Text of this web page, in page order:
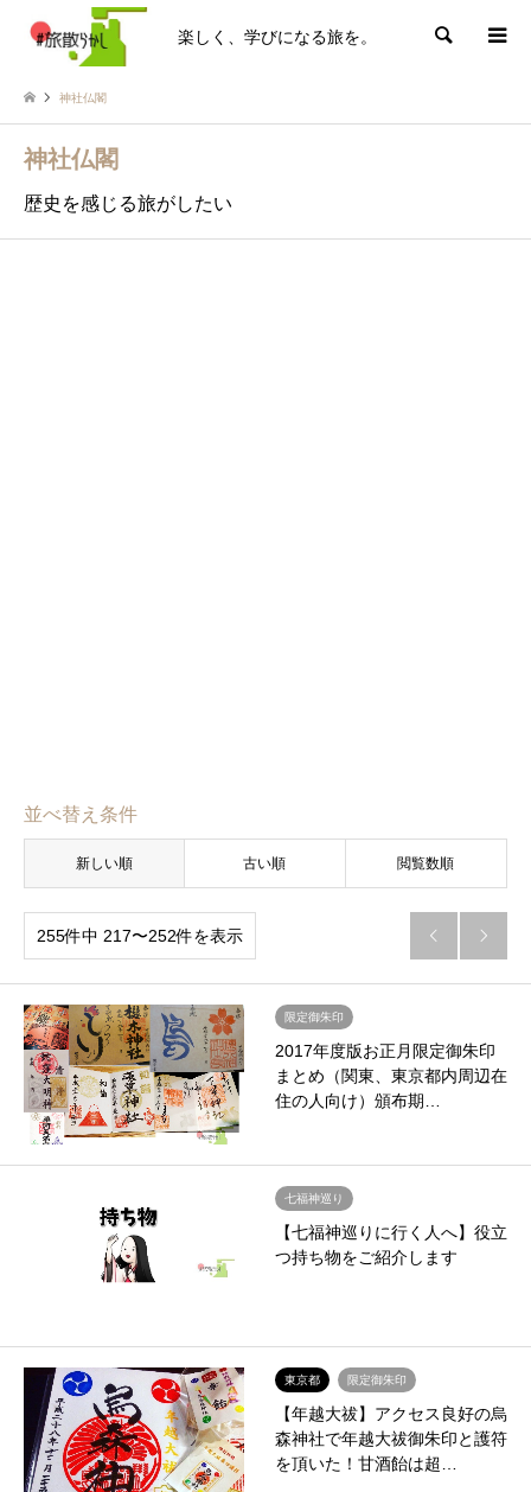
楽しく、学びになる旅を。 検索
神社仏閣
神社仏閣
歴史を感じる旅がしたい
並べ替え条件
新しい順 古い順 閲覧数順
255件中 217〜252件を表示  
限定御朱印
2017年度版お正月限定御朱印
まとめ（関東、東京都内周辺在
住の人向け）頒布期…
七福神巡り
【七福神巡りに行く人へ】役立
つ持ち物をご紹介します
東京都 限定御朱印
【年越大祓】アクセス良好の烏
森神社で年越大祓御朱印と護符
を頂いた！甘酒飴は超…